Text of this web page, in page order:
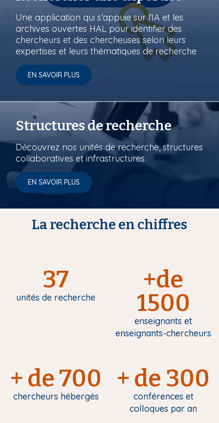
Une application qui s’appuie sur l'IA et les
archives ouvertes HAL pour identifier des
chercheurs et des chercheuses selon leurs
expertises et leurs thématiques de recherche
EN SAVOIR PLUS
Structures de recherche
Découvrez nos unités de recherche, structures
collaboratives et infrastructures
EN SAVOIR PLUS
La recherche en chiffres
37
unités de recherche
+de
1500
enseignants et
enseignants-chercheurs
+ de 700
chercheurs hébergés
+ de 300
conférences et
colloques par an